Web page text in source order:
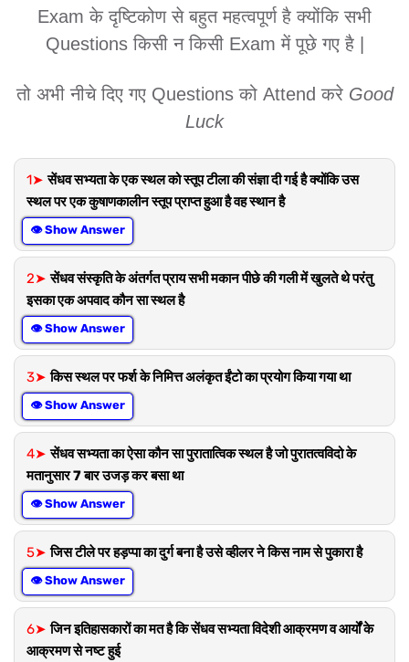
Exam के दृष्टिकोण से बहुत महत्वपूर्ण है क्योंकि सभी
Questions किसी न किसी Exam में पूछे गए है |
तो अभी नीचे दिए गए Questions को Attend करे Good
Luck
1➤सेंधव सभ्यता के एक स्थल को स्तूप टीला की संज्ञा दी गई है क्योंकि उस
स्थल पर एक कुषाणकालीन स्तूप प्राप्त हुआ है वह स्थान है
👁 Show Answer
2➤सेंधव संस्कृति के अंतर्गत प्राय सभी मकान पीछे की गली में खुलते थे परंतु
इसका एक अपवाद कौन सा स्थल है
👁 Show Answer
3➤किस स्थल पर फर्श के निमित्त अलंकृत ईंटो का प्रयोग किया गया था
👁 Show Answer
4➤सेंधव सभ्यता का ऐसा कौन सा पुरातात्विक स्थल है जो पुरातत्वविदो के
मतानुसार 7 बार उजड़ कर बसा था
👁 Show Answer
5➤जिस टीले पर हड़प्पा का दुर्ग बना है उसे व्हीलर ने किस नाम से पुकारा है
👁 Show Answer
6➤जिन इतिहासकारों का मत है कि सेंधव सभ्यता विदेशी आक्रमण व आर्यों के
आक्रमण से नष्ट हुई